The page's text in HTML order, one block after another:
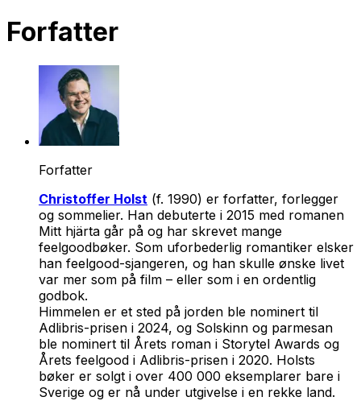
Forfatter
Forfatter
Christoffer Holst (f. 1990) er forfatter, forlegger
og sommelier. Han debuterte i 2015 med romanen
Mitt hjärta går på og har skrevet mange
feelgoodbøker. Som uforbederlig romantiker elsker
han feelgood-sjangeren, og han skulle ønske livet
var mer som på film – eller som i en ordentlig
godbok.
Himmelen er et sted på jorden ble nominert til
Adlibris-prisen i 2024, og Solskinn og parmesan
ble nominert til Årets roman i Storytel Awards og
Årets feelgood i Adlibris-prisen i 2020. Holsts
bøker er solgt i over 400 000 eksemplarer bare i
Sverige og er nå under utgivelse i en rekke land.